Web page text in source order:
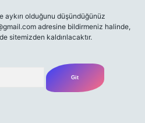
olduğunu düşündüğünüz
adresine bildirmeniz halinde,
sitemizden kaldırılacaktır.